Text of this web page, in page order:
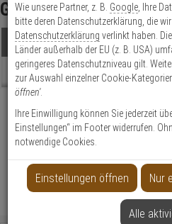
geben
Sie
mindestens
Zeichen
ein,
um
Suche
wurde
noch
Kategorien
Suche
gestartet
Gah 8/6/8 Zaun
Filter
Es wurden keine Artikel gefunden
Wie unsere Partner, z. B. Google , Ihre
bitte deren Datenschutzerklärung, die
Datenschutzerklärung verlinkt haben.
Länder außerhalb der EU (z. B. USA)
geringeres Datenschutzniveau gilt.
zur Auswahl einzelner Cookie-
öffnen'.
Ihre Einwilligung können Sie jederzeit
Einstellungen“ im Footer widerrufen.
notwendige Cookies.
Einstellungen öffnen Nur
Alle